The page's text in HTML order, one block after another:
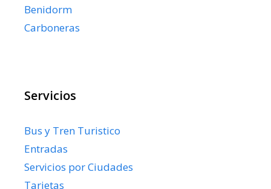
Benidorm
Carboneras
Servicios
Bus y Tren Turistico
Entradas
Servicios por Ciudades
Tarjetas